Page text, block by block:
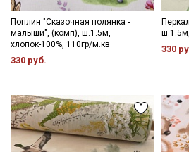
Поплин "Сказочная полянка -
малыши", (комп), ш.1.5м,
хлопок-100%, 110гр/м.кв
330 руб.
330
Даю
Согласие на получение
информационных рассылок